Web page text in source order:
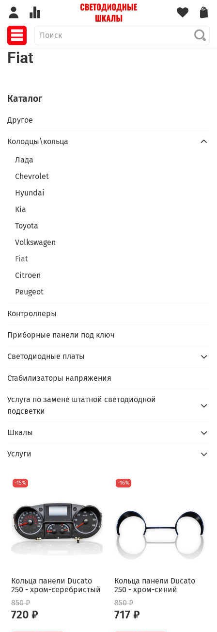
Fiat
-15%
Кольца панели Ducato
250 - хром-серебристый
850 ₽
720 ₽
-16%
Кольца панели Ducato
250 - хром-синий
850 ₽
717 ₽
Каталог
Другое
Колодцы\кольца
Лада
Chevrolet
Hyundai
Kia
Toyota
Volkswagen
Fiat
Citroen
Peugeot
Контроллеры
Приборные панели под ключ
Светодиодные платы
Стабилизаторы напряжения
Услуга по замене штатной светодиодной
подсветки
Шкалы
Услуги